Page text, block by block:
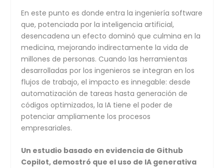
En este punto es donde entra la ingeniería software
que, potenciada por la inteligencia artificial,
desencadena un efecto dominó que culmina en la
medicina, mejorando indirectamente la vida de
millones de personas. Cuando las herramientas
desarrolladas por los ingenieros se integran en los
flujos de trabajo, el impacto es innegable: desde
automatización de tareas hasta generación de
códigos optimizados, la IA tiene el poder de
potenciar ampliamente los procesos
empresariales.
Un estudio basado en evidencia de Github
Copilot, demostró que el uso de IA generativa